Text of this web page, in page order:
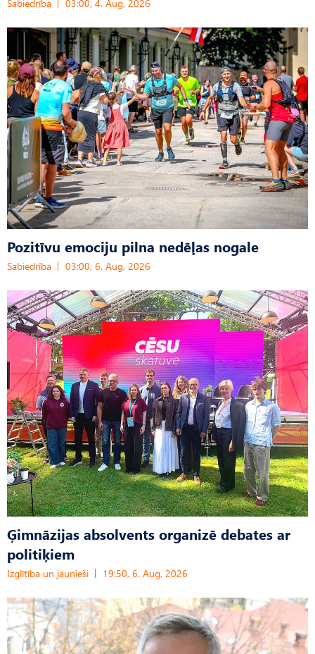
Sabiedrība 03:00, 4. Aug, 2026
Pozitīvu emociju pilna nedēļas nogale
Sabiedrība 03:00, 6. Aug, 2026
Ģimnāzijas absolvents organizē debates ar
politiķiem
Izglītība un jaunieši 19:50, 6. Aug, 2026